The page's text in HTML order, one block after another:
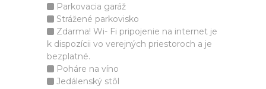
Parkovacia garáž
Strážené parkovisko
Zdarma! Wi- Fi pripojenie na internet je
k dispozícii vo verejných priestoroch a je
bezplatné.
Poháre na víno
Jedálenský stôl